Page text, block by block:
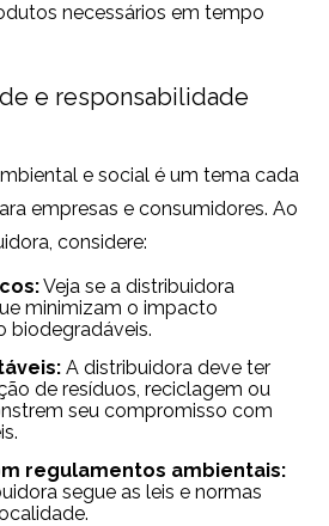
necessários em tempo
e responsabilidade
e social é um tema cada
empresas e consumidores. Ao
considere:
Veja se a distribuidora
minimizam o impacto
biodegradáveis.
A distribuidora deve ter
de resíduos, reciclagem ou
seu compromisso com
regulamentos ambientais:
segue as leis e normas